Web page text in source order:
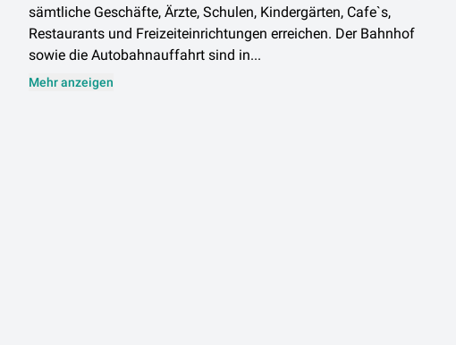
sämtliche Geschäfte, Ärzte, Schulen, Kindergärten, Cafe`s,
Restaurants und Freizeiteinrichtungen erreichen. Der Bahnhof
sowie die Autobahnauffahrt sind in...
Mehr anzeigen